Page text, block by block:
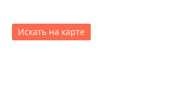
Искать на карте